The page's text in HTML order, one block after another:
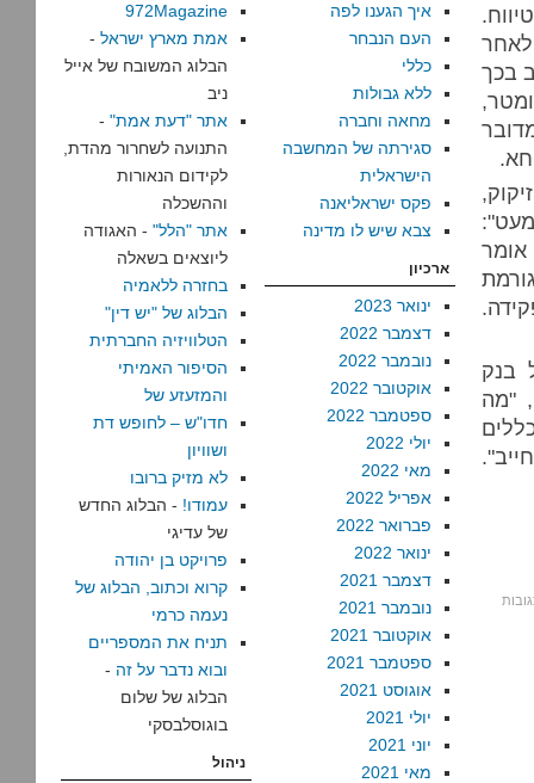
בכך
בנק
"מה
על
איך הגענו לפה
העם הנבחר
כללי
ללא גבולות
מחאה וחברה
סגירתה של המחשבה
הישראלית
פקס ישראליאנה
צבא שיש לו מדינה
ארכיון
ינואר 2023
דצמבר 2022
נובמבר 2022
אוקטובר 2022
ספטמבר 2022
יולי 2022
מאי 2022
אפריל 2022
פברואר 2022
ינואר 2022
דצמבר 2021
נובמבר 2021
אוקטובר 2021
ספטמבר 2021
אוגוסט 2021
יולי 2021
יוני 2021
מאי 2021
972Magazine
אמת מארץ ישראל -
הבלוג המשובח של אייל
ניב
אתר "דעת אמת" -
התנועה לשחרור מהדת,
לקידום הנאורות
וההשכלה
אתר "הלל" - האגודה
ליוצאים בשאלה
בחזרה ללאמיה
הבלוג של "יש דין"
הטלוויזיה החברתית
הסיפור האמיתי
והמזעזע של
חדו"ש – לחופש דת
ושוויון
לא מזיק ברובו
עמודו! - הבלוג החדש
של עדיגי
פרויקט בן יהודה
קרוא וכתוב, הבלוג של
נעמה כרמי
תניח את המספריים
ובוא נדבר על זה -
הבלוג של שלום
בוגוסלבסקי
ניהול